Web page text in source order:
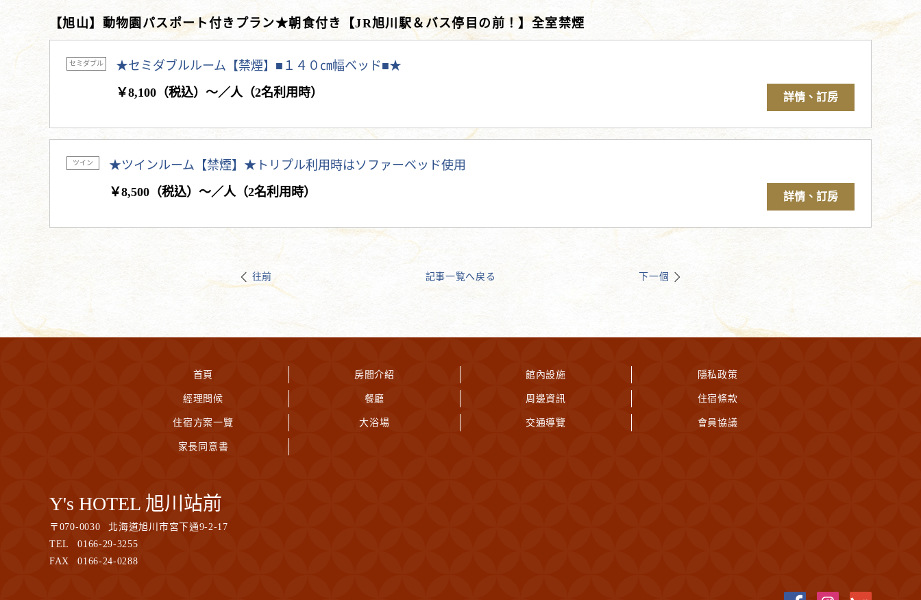
【旭山】動物園パスポート付きプラン★朝食付き【JR旭川駅＆バス停目の前！】全室禁煙
セミダブル
★セミダブルルーム【禁煙】■１４０㎝幅ベッド■★
￥8,100（税込）～／人（2名利用時）
詳情、訂房
ツイン
★ツインルーム【禁煙】★トリプル利用時はソファーベッド使用
￥8,500（税込）～／人（2名利用時）
詳情、訂房
往前 記事一覧へ戻る 下一個
首頁
經理問候
住宿方案一覽
家長同意書
房間介紹
餐廳
大浴場
館內設施
周邊資訊
交通導覽
隱私政策
住宿條款
會員協議
Y's HOTEL 旭川站前
〒 070-0030
北海道旭川市宮下通9-2-17
TEL
0166-29-3255
FAX
0166-24-0288